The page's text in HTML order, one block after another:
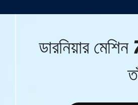
ডারনিয়ার